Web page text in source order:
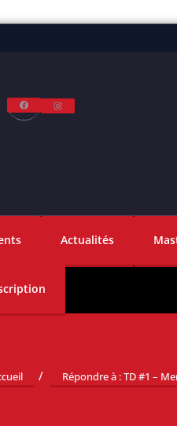
FacebookInstagram
Actualités
Répondre à : TD #1 –